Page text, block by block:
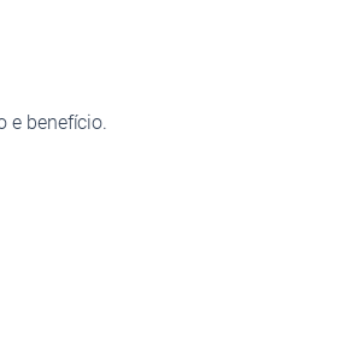
e benefício.